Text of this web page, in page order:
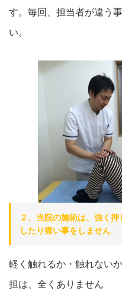
す。毎回、担当者が違う
い。
２、当院の施術は、強く
したり痛い事をしません
軽く触れるか・触れない
担は、全くありません